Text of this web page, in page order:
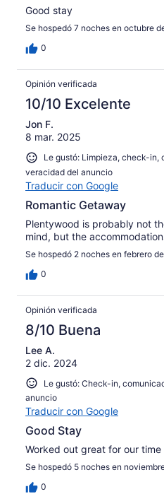
Good stay
Se hospedó 7 noches en octubre
0
Opinión verificada
10/10 Excelente
Jon F.
8 mar. 2025
Le gustó: Limpieza, check-in,
veracidad del anuncio
Traducir con Google
Romantic Getaway
Plentywood is probably not
mind, but the
Se hospedó 2 noches en febrero
0
Opinión verificada
8/10 Buena
Lee A.
2 dic. 2024
Le gustó: Check-in,
anuncio
Traducir con Google
Good Stay
Worked out great for our time
Se hospedó 5 noches en
0